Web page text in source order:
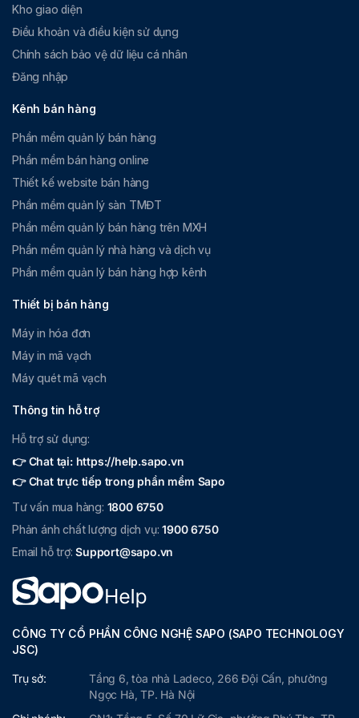
Sửa nhóm lựa chọn
Xóa nhóm lựa chọn
Tạo combo
Sửa combo
Xóa combo
Nhân viên
Quản lý nhân viên bao gồm:
Vai trò:
Sửa vai trò
Xóa vai trò
Khách
Quản lý khách hàng bao gồm:
Tạo khách hàng
Xóa khách hàng
Nhóm khách hàng:
Chiết khấu đơn, giảm giá mặt hàng
Áp dụng khuyến mại cho đơn
được thanh toán thành công
(Hoàn tất đơn thanh toán tích hợp
Ca làm
việc
Lịch sử ca & Thống kê doanh thu / mặt
Mở két
tiền
toán đơn.
Kho giao diện
Điều khoản và điều kiện sử dụng
Chính sách bảo vệ dữ liệu cá nhân
Đăng nhập
Kênh bán hàng
Phần mềm quản lý bán hàng
Phần mềm bán hàng online
Thiết kế website bán hàng
Phần mềm quản lý sàn TMĐT
Phần mềm quản lý bán hàng trên MXH
Phần mềm quản lý nhà hàng và dịch vụ
Phần mềm quản lý bán hàng hợp kênh
Thiết bị bán hàng
Máy in hóa đơn
Máy in mã vạch
Máy quét mã vạch
Thông tin hỗ trợ
Hỗ trợ sử dụng:
👉 Chat tại: https://help.sapo.vn
👉 Chat trực tiếp trong phần mềm Sapo
Tư vấn mua hàng: 1800 6750
Phản ánh chất lượng dịch vụ:1900 6750
Email hỗ trợ:Support@sapo.vn
CÔNG TY CỔ PHẦN CÔNG NGHỆ SAPO (SAPO TECHNOLOGY
JSC)
Trụ sở:
Tầng 6, tòa nhà Ladeco, 266 Đội Cấn, phường
Ngọc Hà, TP. Hà Nội